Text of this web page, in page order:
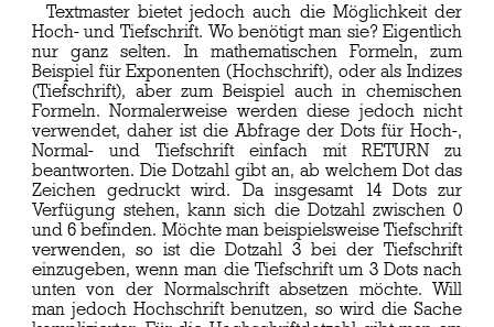
Textmaster bietet jedoch auch die Möglichkeit der
Hoch- und Tiefschrift. Wo benötigt man sie? Eigentlich
nur ganz selten. In mathematischen Formeln, zum
Beispiel für Exponenten (Hochschrift), oder als Indizes
(Tiefschrift), aber zum Beispiel auch in chemischen
Formeln. Normalerweise werden diese jedoch nicht
verwendet, daher ist die Abfrage der Dots für Hoch-,
Normal- und Tiefschrift einfach mit RETURN zu
beantworten. Die Dotzahl gibt an, ab welchem Dot das
Zeichen gedruckt wird. Da insgesamt 14 Dots zur
Verfügung stehen, kann sich die Dotzahl zwischen 0
und 6 befinden. Möchte man beispielsweise Tiefschrift
verwenden, so ist die Dotzahl 3 bei der Tiefschrift
einzugeben, wenn man die Tiefschrift um 3 Dots nach
unten von der Normalschrift absetzen möchte. Will
man jedoch Hochschrift benutzen, so wird die Sache